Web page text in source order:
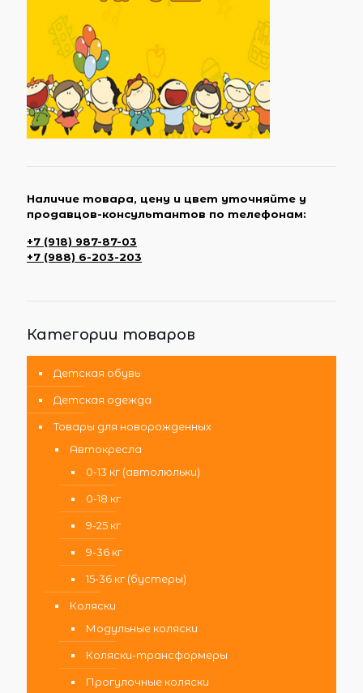
Наличие товара, цену и цвет уточняйте у
продавцов-консультантов по телефонам:
+7 (918) 987-87-03
+7 (988) 6-203-203
Категории товаров
Детская обувь
Детская одежда
Товары для новорожденных
Автокресла
0-13 кг (автолюльки)
0-18 кг
9-25 кг
9-36 кг
15-36 кг (бустеры)
Коляски
Модульные коляски
Коляски-трансформеры
Прогулочные коляски